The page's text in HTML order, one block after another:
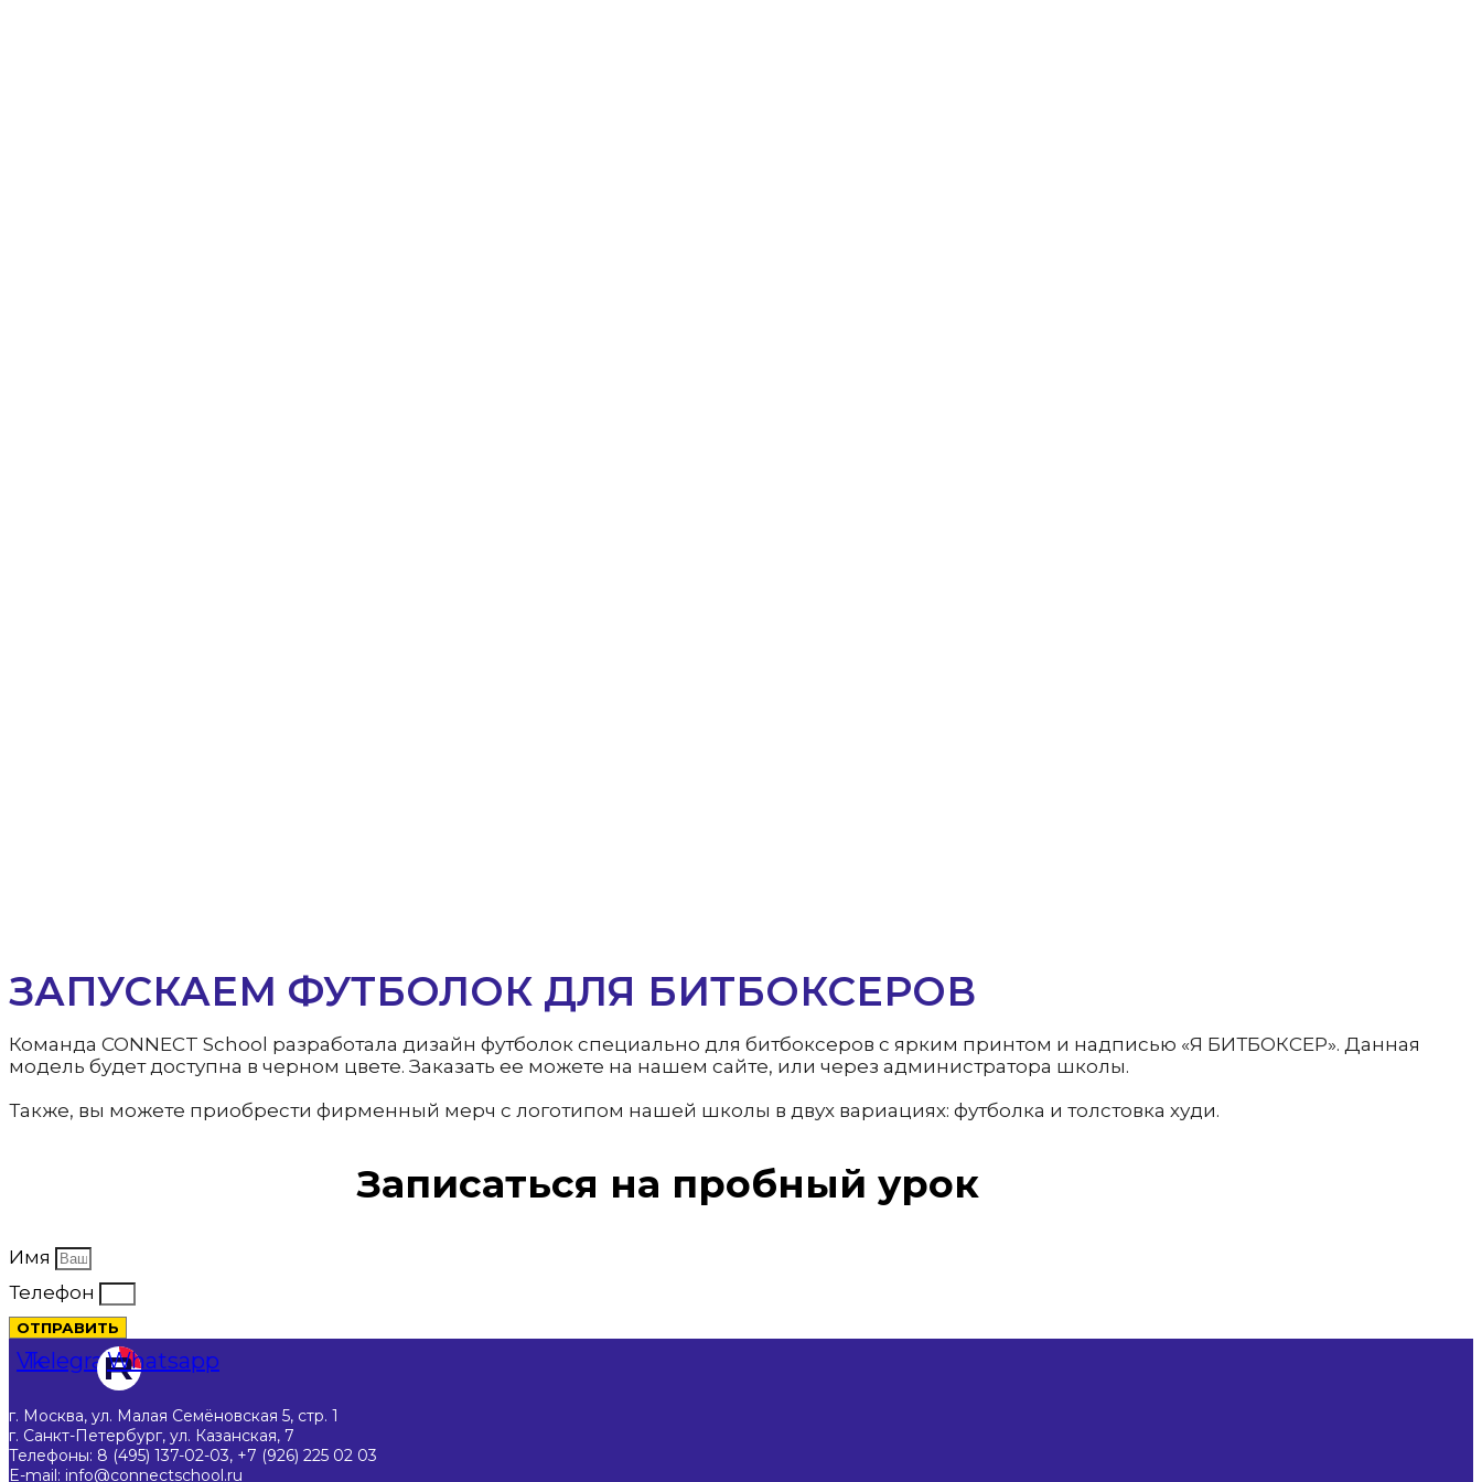
ЗАПУСКАЕМ ФУТБОЛОК ДЛЯ БИТБОКСЕРОВ
Команда CONNECT School разработала дизайн футболок специально для битбоксеров с ярким принтом и надписью «Я БИТБОКСЕР». Данная
модель будет доступна в черном цвете. Заказать ее можете на нашем сайте, или через администратора школы.
Также, вы можете приобрести фирменный мерч с логотипом нашей школы в двух вариациях: футболка и толстовка худи.
Записаться на пробный урок
Имя
Телефон
ОТПРАВИТЬ
Vk
TelegramWhatsapp
г. Москва, ул. Малая Семёновская 5, стр. 1
г. Санкт-Петербург, ул. Казанская, 7
Телефоны: 8 (495) 137-02-03, +7 (926) 225 02 03
E-mail: info@connectschool.ru